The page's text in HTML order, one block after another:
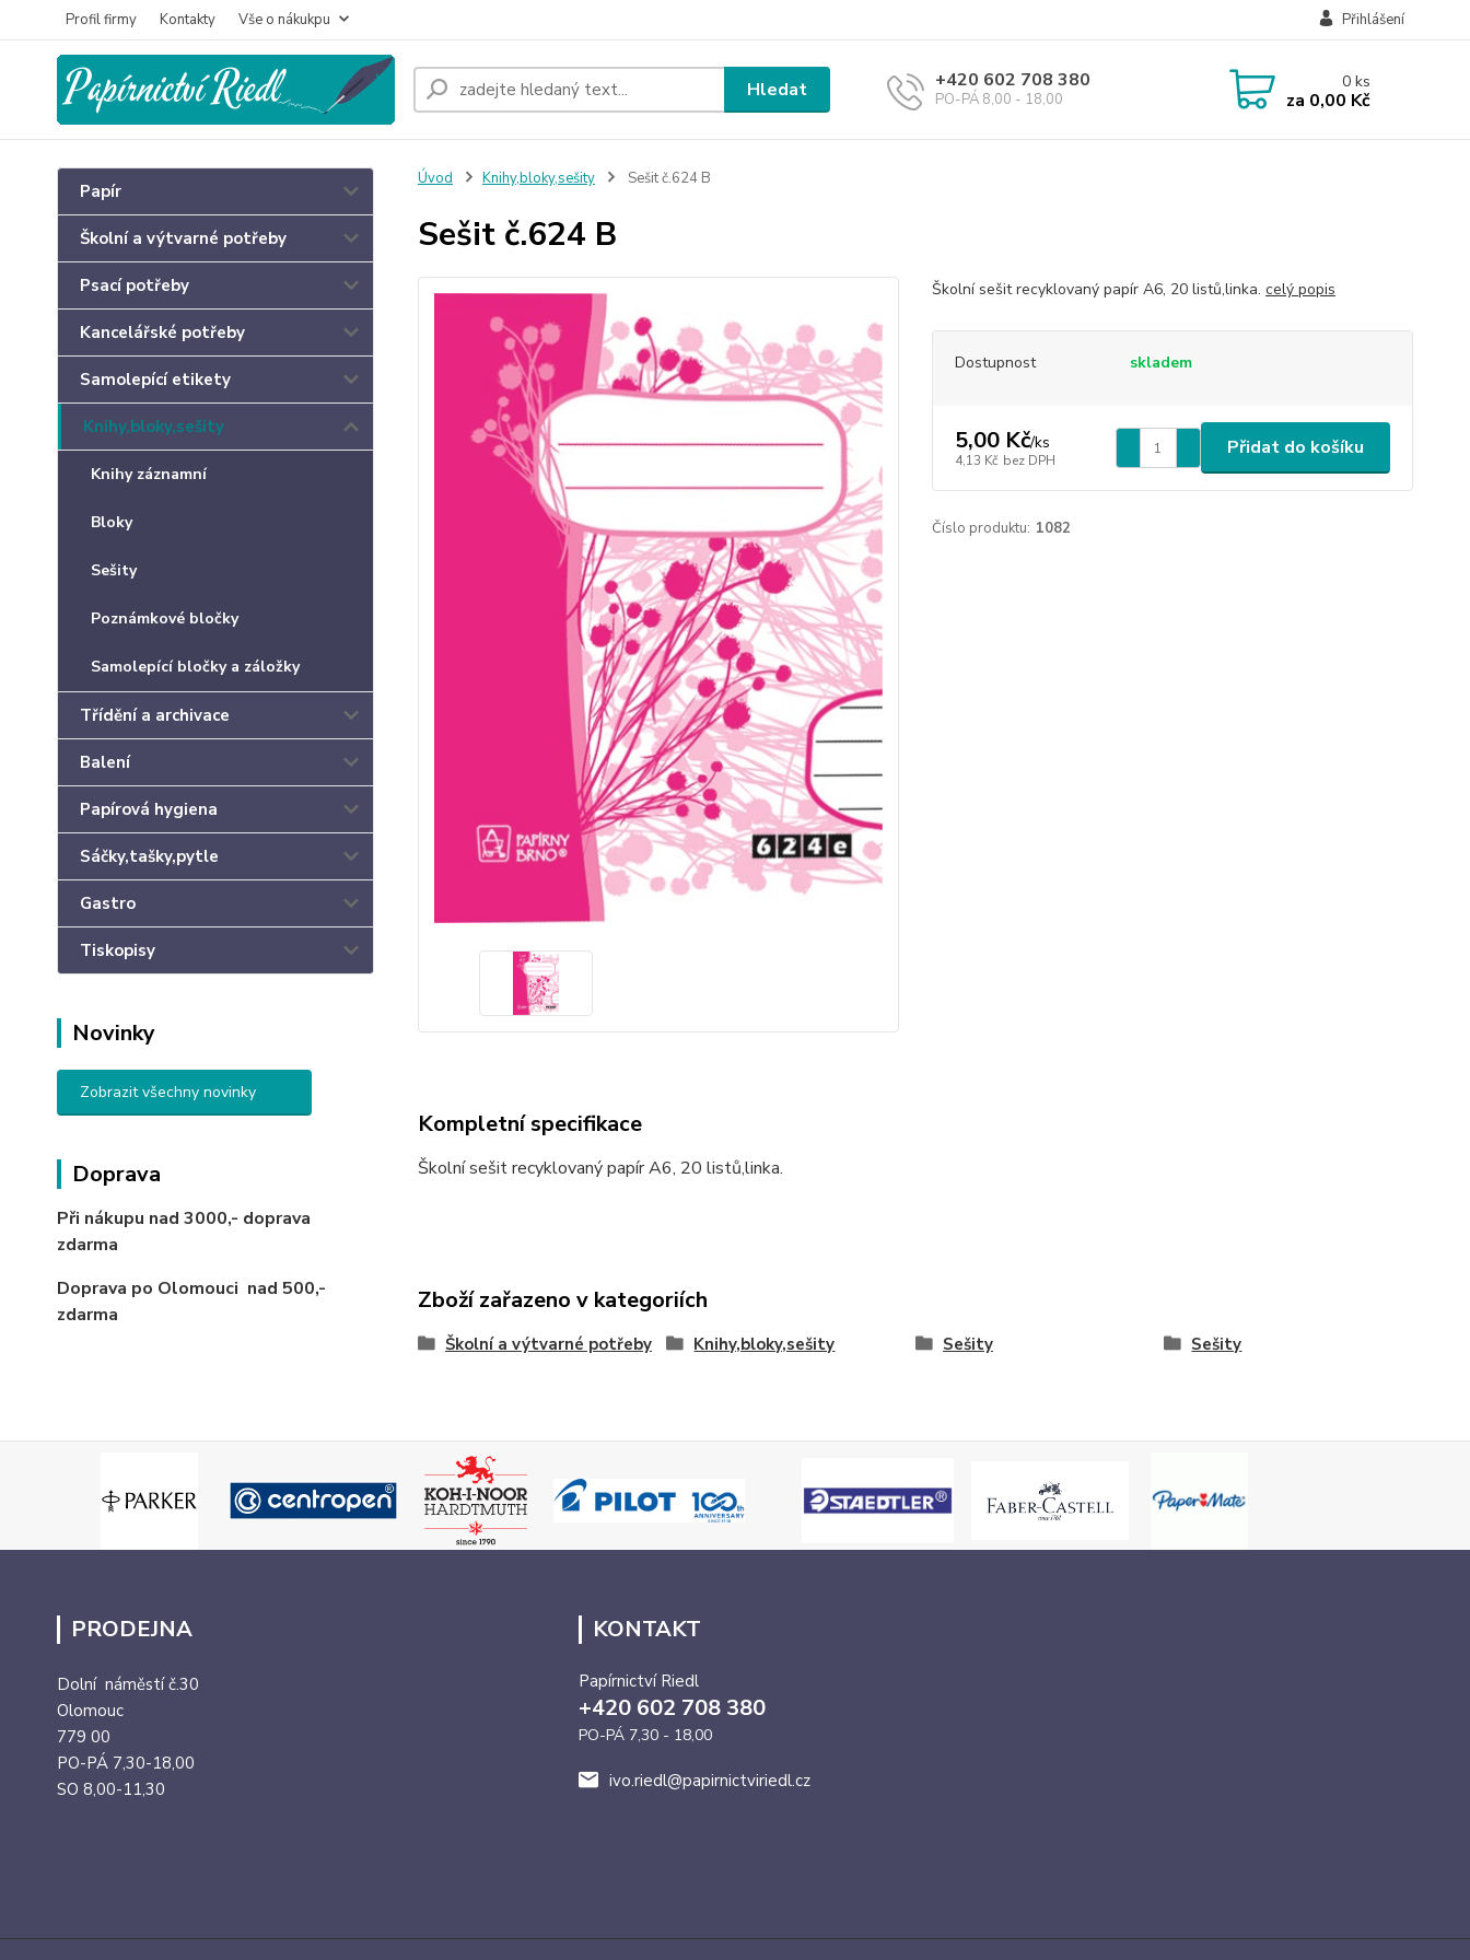
Profil firmy Kontakty Vše o nákukpu Přihlášení
Hledat +420 602 708 380
PO-PÁ 8,00 - 18,00
0ks
za 0,00 Kč
Papír
Školní a výtvarné potřeby
Psací potřeby
Kancelářské potřeby
Samolepící etikety
Knihy,bloky,sešity
Knihy záznamní
Bloky
Sešity
Poznámkové bločky
Samolepící bločky a záložky
Třídění a archivace
Balení
Papírová hygiena
Sáčky,tašky,pytle
Gastro
Tiskopisy
Novinky
Zobrazit všechny novinky
Doprava
Při nákupu nad 3000,- doprava
zdarma
Doprava po Olomouci nad 500,-
zdarma
Úvod Knihy,bloky,sešity Sešit č.624 B
Sešit č.624 B
Školní sešit recyklovaný papír A6, 20 listů,linka. celý popis
Dostupnost skladem
5,00 Kč/ks
4,13 Kč bez DPH
Přidat do košíku
Číslo produktu: 1082
Kompletní specifikace
Školní sešit recyklovaný papír A6, 20 listů,linka.
Zboží zařazeno v kategoriích
Školní a výtvarné potřeby Knihy,bloky,sešity Sešity Sešity
PRODEJNA
Dolní náměstí č.30
Olomouc
779 00
PO-PÁ 7,30-18,00
SO 8,00-11,30
KONTAKT
Papírnictví Riedl
+420 602 708 380
PO-PÁ 7,30 - 18,00
ivo.riedl@papirnictviriedl.cz